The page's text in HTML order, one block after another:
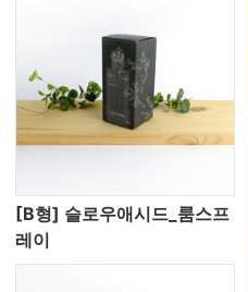
[B형] 슬로우애시드_룸스프
레이